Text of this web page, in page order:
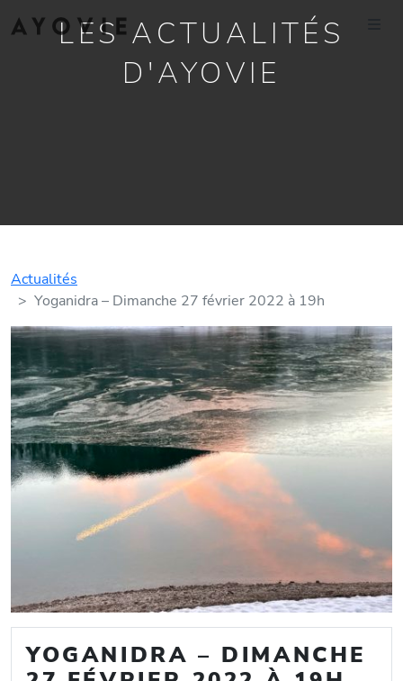
LES ACTUALITÉS
D'AYOVIE
Actualités
Yoganidra – Dimanche 27 février 2022 à 19h
YOGANIDRA – DIMANCHE